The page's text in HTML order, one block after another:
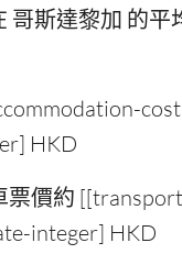
哥斯達黎加 的平
HKD
票價約
integer] HKD